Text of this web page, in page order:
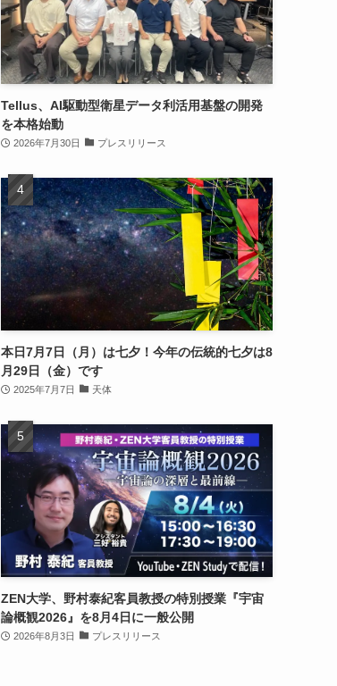
Tellus、AI駆動型衛星データ利活用基盤の開発
を本格始動
2026年7月30日 プレスリリース
本日7月7日（月）は七夕！今年の伝統的七夕は8
月29日（金）です
2025年7月7日 天体
ZEN大学、野村泰紀客員教授の特別授業『宇宙
論概観2026』を8月4日に一般公開
2026年8月3日 プレスリリース